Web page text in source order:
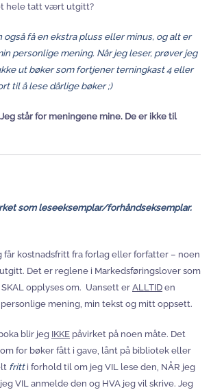
hele tatt vært utgitt?
også få en ekstra pluss eller minus, og alt er
personlige mening. Når jeg leser, prøver jeg
ut bøker som fortjener terningkast 4 eller
til å lese dårlige bøker ;)
står for meningene mine. De er ikke til
som leseeksemplar/forhåndseksemplar.
får kostnadsfritt fra forlag eller forfatter – noen
Det er reglene i Markedsføringslover som
opplyses om. Uansett erALLTIDen
personlige mening, min tekst og mitt oppsett.
blir jeg IKKE påvirket på noen måte. Det
for bøker fått i gave, lånt på bibliotek eller
fritti forhold til om jeg VIL lese den, NÅR jeg
VIL anmelde den og HVA jeg vil skrive. Jeg